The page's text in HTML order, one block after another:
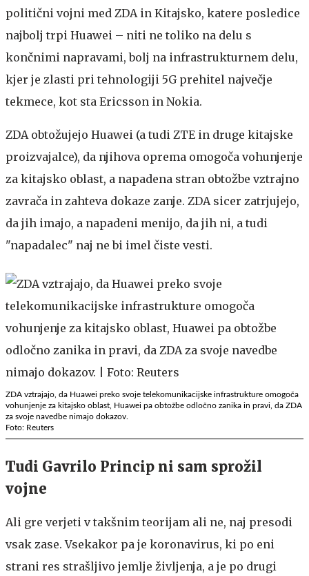
politični vojni med ZDA in Kitajsko, katere posledice
najbolj trpi Huawei – niti ne toliko na delu s
končnimi napravami, bolj na infrastrukturnem delu,
kjer je zlasti pri tehnologiji 5G prehitel največje
tekmece, kot sta Ericsson in Nokia.
ZDA obtožujejo Huawei (a tudi ZTE in druge kitajske
proizvajalce), da njihova oprema omogoča vohunjenje
za kitajsko oblast, a napadena stran obtožbe vztrajno
zavrača in zahteva dokaze zanje. ZDA sicer zatrjujejo,
da jih imajo, a napadeni menijo, da jih ni, a tudi
"napadalec" naj ne bi imel čiste vesti.
ZDA vztrajajo, da Huawei preko svoje telekomunikacijske infrastrukture omogoča
vohunjenje za kitajsko oblast, Huawei pa obtožbe odločno zanika in pravi, da ZDA
za svoje navedbe nimajo dokazov.
Foto: Reuters
Tudi Gavrilo Princip ni sam sprožil
vojne
Ali gre verjeti v takšnim teorijam ali ne, naj presodi
vsak zase. Vsekakor pa je koronavirus, ki po eni
strani res strašljivo jemlje življenja, a je po drugi